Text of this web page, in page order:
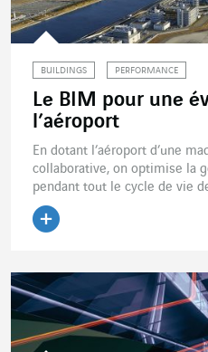
BUILDINGS PERFORMANCE
Le BIM pour une
l’aéroport
En dotant l’aéroport d’une
collaborative, on optimise la
pendant tout le cycle de vie